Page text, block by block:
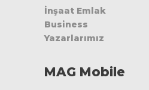
İnşaat Emlak
Business
Yazarlarımız
MAG Mobile